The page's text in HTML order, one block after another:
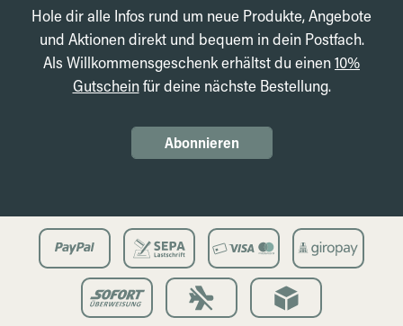
Hole dir alle Infos rund um neue Produkte, Angebote
und Aktionen direkt und bequem in dein Postfach.
Als Willkommensgeschenk erhältst du einen10%
Gutscheinfür deine nächste Bestellung.
Abonnieren